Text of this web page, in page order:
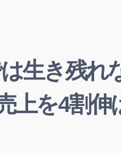
生き残れ
上を4割伸